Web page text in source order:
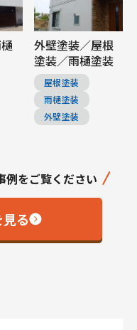
外壁塗装／屋根
塗装／雨樋塗装
屋根塗装
雨樋塗装
外壁塗装
例をご覧ください
る